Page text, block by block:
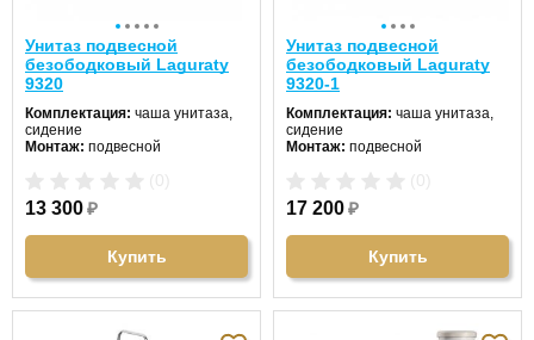
Унитаз подвесной
безободковый Laguraty
9320
Комплектация: чаша унитаза,
сидение
Монтаж: подвесной
Цвет унитаза:
Длина:53 см
34 см
13 300₽
Купить
Унитаз подвесной
безободковый Laguraty
9320-1
Комплектация: чаша унитаза,
сидение
Монтаж: подвесной
Цвет унитаза:
Длина:53 см
32 см
17 200₽
Купить